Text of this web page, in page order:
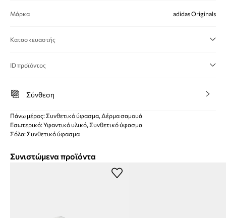
Μάρκα adidas Originals
Κατασκευαστής
ID προϊόντος
Σύνθεση
Πάνω μέρος: Συνθετικό ύφασμα, Δέρμα σαμουά
Εσωτερικό: Υφαντικό υλικό, Συνθετικό ύφασμα
Σόλα: Συνθετικό ύφασμα
Συνιστώμενα προϊόντα